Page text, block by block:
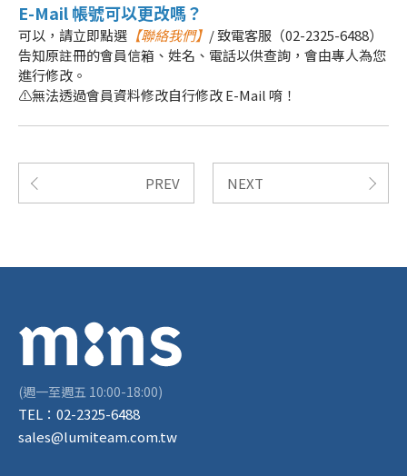
E-Mail 帳號可以更改嗎？
可以，請立即點選 【聯絡我們】 / 致電客服（02-2325-6488）
告知原註冊的會員信箱、姓名、電話以供查詢，會由專人為您
進行修改。
⚠️無法透過會員資料修改自行修改 E-Mail 唷！
PREV NEXT
(週一至週五 10:00-18:00)
TEL： 02-2325-6488
sales@lumiteam.com.tw